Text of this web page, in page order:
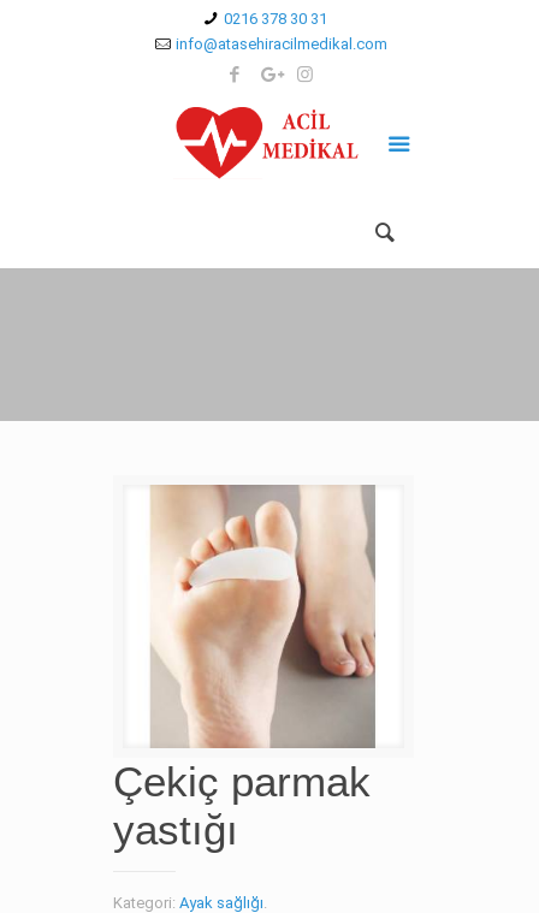
0216 378 30 31
info@atasehiracilmedikal.com
Çekiç parmak
yastığı
Kategori: Ayak sağlığı.